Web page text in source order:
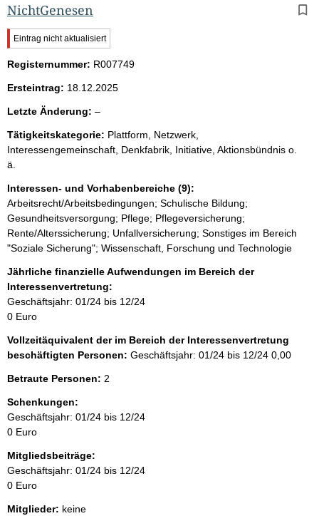
NichtGenesen
W
i
c
t
g
r
H
i
w
e
i
s
:
Eintrag nicht aktualisiert
Registernummer: R007749
Ersteintrag: 18.12.2025
Letzte Änderung: –l
e
r
Tätigkeitskategorie: Plattform, Netzwerk,
Interessengemeinschaft, Denkfabrik, Initiative, Aktionsbündnis o.
ä.
Interessen- und Vorhabenbereiche (9):
Arbeitsrecht/Arbeitsbedingungen; Schulische Bildung;
Gesundheitsversorgung; Pflege; Pflegeversicherung;
Rente/Alterssicherung; Unfallversicherung; Sonstiges im Bereich
"Soziale Sicherung"; Wissenschaft, Forschung und Technologie
Jährliche finanzielle Aufwendungen im Bereich der
Interessenvertretung:
Geschäftsjahr: 01/24 bis 12/24
0 Euro
Vollzeitäquivalent der im Bereich der Interessenvertretung
beschäftigten Personen: Geschäftsjahr: 01/24 bis 12/24 0,00
Betraute Personen: 2
Schenkungen:
Geschäftsjahr: 01/24 bis 12/24
0 Euro
Mitgliedsbeiträge:
Geschäftsjahr: 01/24 bis 12/24
0 Euro
Mitglieder: keine